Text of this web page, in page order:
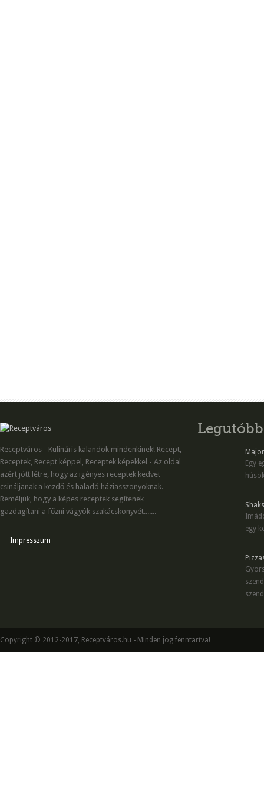
Receptváros - Kulináris kalandok mindenkinek! Recept,
Receptek, Recept képpel, Receptek képekkel - Az oldal
azért jött létre, hogy az igényes receptek kedvet
csináljanak a kezdő és haladó háziasszonyoknak.
Reméljük, hogy a képes receptek segítenek
gazdagítani a főzni vágyók szakácskönyvét.......
Impresszum
Egy
egy
Copyright © 2012-2017, Receptváros.hu - Minden jog fenntartva!